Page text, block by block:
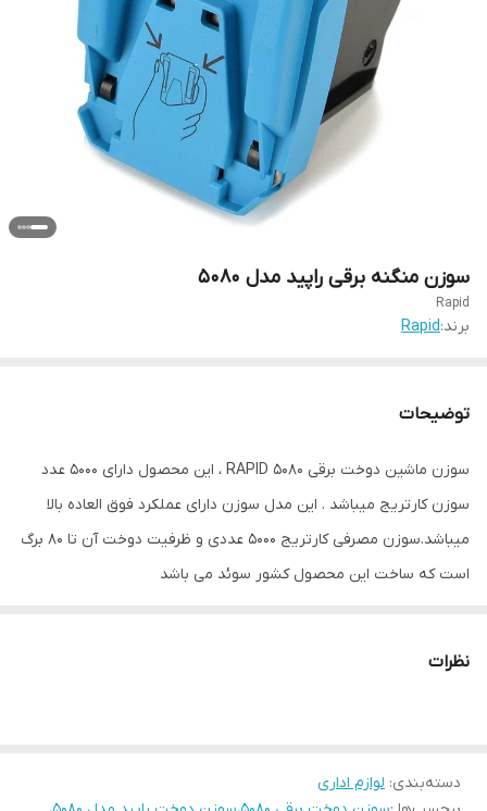
سوزن منگنه برقی راپید مدل 5080
Rapid
برند:Rapid
توضیحات
سوزن ماشین دوخت برقی RAPID 5080 ، این محصول دارای ۵۰۰۰ عدد
سوزن کارتریج میباشد . این مدل سوزن دارای عملکرد فوق العاده بالا
میباشد.سوزن مصرفی کارتریج ۵۰۰۰ عددی و ظرفیت دوخت آن تا 80 برگ
است که ساخت این محصول کشور سوئد می باشد
نظرات
دسته‌بندی: لوازم اداری